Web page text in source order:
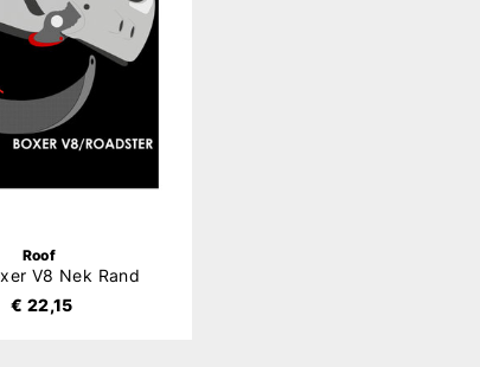
Roof
V8 Nek Rand
€ 22,15